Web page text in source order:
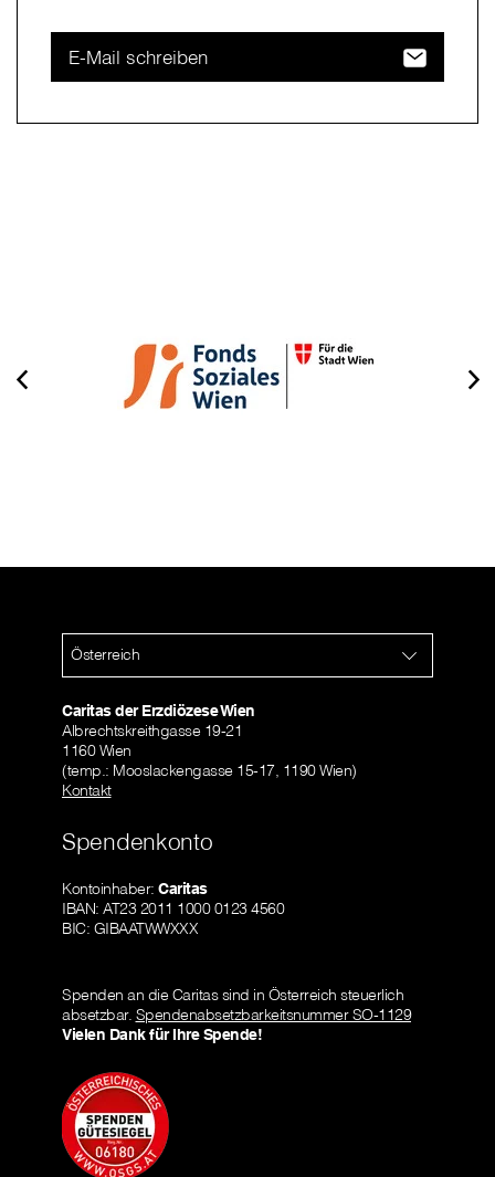
E-Mail schreiben
Österreich
Caritas der Erzdiözese Wien
Albrechtskreithgasse 19-21
1160 Wien
(temp.: Mooslackengasse 15-17, 1190 Wien)
Kontakt
Spendenkonto
Kontoinhaber: Caritas
IBAN: AT23 2011 1000 0123 4560
BIC: GIBAATWWXXX
Spenden an die Caritas sind in Österreich steuerlich
absetzbar. Spendenabsetzbarkeitsnummer SO-1129
Vielen Dank für Ihre Spende!